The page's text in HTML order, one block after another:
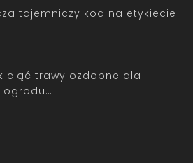
tajemniczy kod na etykiecie
ciąć trawy ozdobne dla
ogrodu…